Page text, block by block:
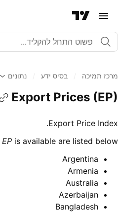
מרכז תמיכה בסיס ידע נתונים
Export Prices (EP)
Export Price Index.
EP is available are listed below:
Argentina
Armenia
Australia
Azerbaijan
Bangladesh